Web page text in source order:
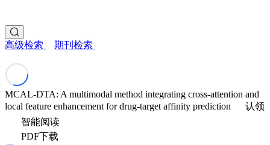
高级检索 期刊检索
MCAL-DTA: A multimodal method integrating cross-attention and
local feature enhancement for drug-target affinity prediction
认领
智能阅读
PDF下载